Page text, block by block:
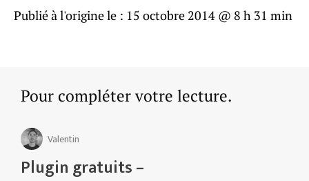
Publié à l'origine le : 15 octobre 2014 @ 8 h 31 min
Pour compléter votre lecture.
Valentin
Plugin gratuits –